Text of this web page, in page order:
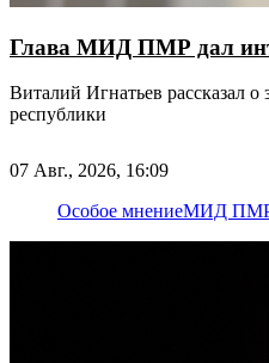
Глава МИД ПМР дал
Виталий Игнатьев рассказал
республики
07 Авг., 2026, 16:09
Особое мнениеМИД